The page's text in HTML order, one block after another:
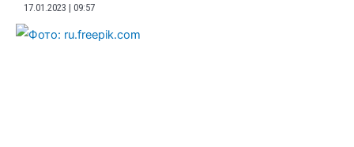
17.01.2023 09:57